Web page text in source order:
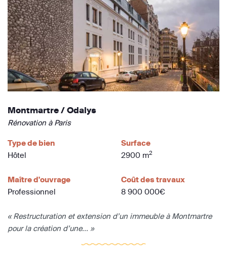
Montmartre / Odalys
Rénovation à Paris
Type de bien
Hôtel
Surface
2900 m2
Maître d'ouvrage
Professionnel
Coût des travaux
8 900 000€
« Restructuration et extension d’un immeuble à Montmartre
pour la création d’une... »